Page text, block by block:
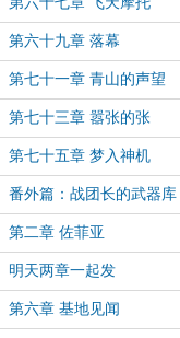
第六十九章 落幕
第七十一章 青山的声望
第七十三章 嚣张的张
第七十五章 梦入神机
番外篇：战团长的武器库
第二章 佐菲亚
明天两章一起发
第六章 基地见闻